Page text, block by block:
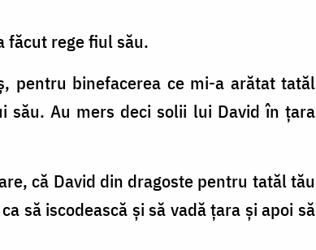
făcut rege fiul său.
pentru binefacerea ce mi-a arătat tatăl
său. Au mers deci solii lui David în ţara
că David din dragoste pentru tatăl tău
să iscodească şi să vadă ţara şi apoi să